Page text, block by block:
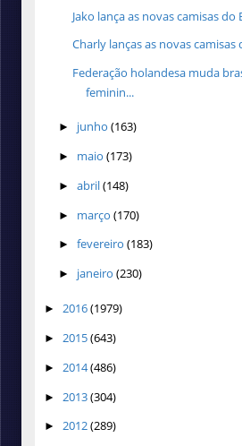
Jako lança as novas camisas do
Charly lanças as novas
Federação holandesa muda
feminin...
► junho (163)
► maio (173)
► abril(148)
► março (170)
► fevereiro (183)
► janeiro (230)
► 2016(1979)
► 2015(643)
► 2014(486)
► 2013(304)
► 2012(289)